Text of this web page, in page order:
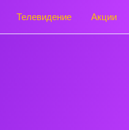
Телевидение Акции